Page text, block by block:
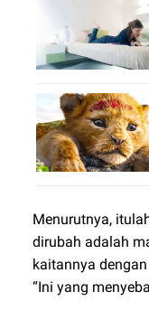
Menurutnya,
dirubah adalah
kaitannya
“Ini yang